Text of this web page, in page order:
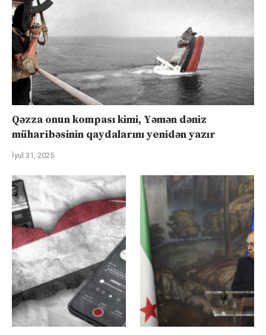
Qəzza onun kompası kimi, Yəmən dəniz
müharibəsinin qaydalarını yenidən yazır
İyul 31, 2025